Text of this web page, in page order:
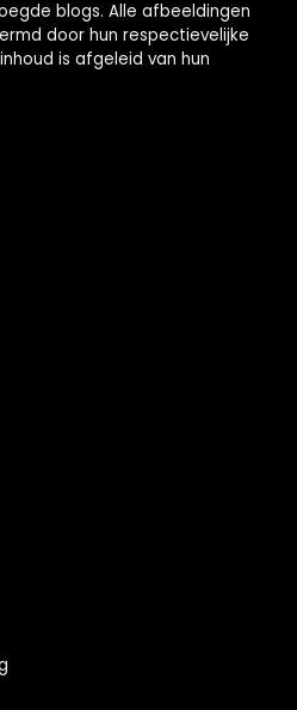
blogs. Alle afbeeldingen
door hun respectievelijke
is afgeleid van hun